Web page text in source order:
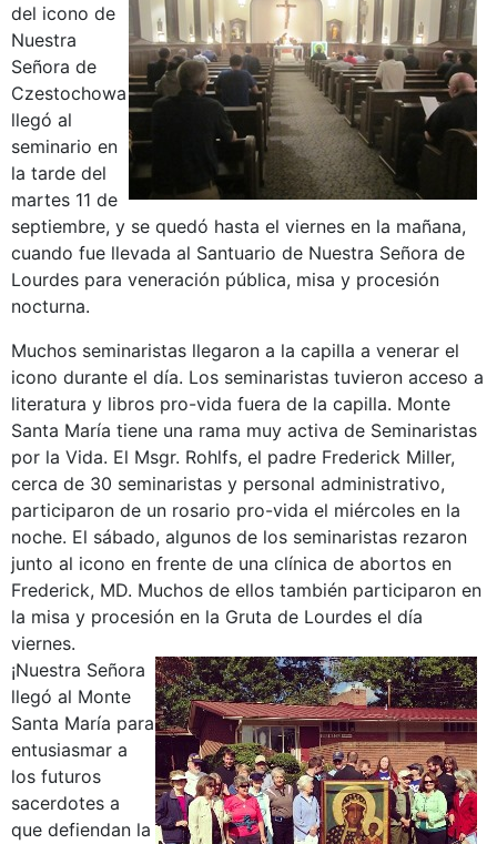
del icono de
Nuestra
Señora de
Czestochowa
llegó al
seminario en
la tarde del
martes 11 de
septiembre, y se quedó hasta el viernes en la mañana,
cuando fue llevada al Santuario de Nuestra Señora de
Lourdes para veneración pública, misa y procesión
nocturna.
Muchos seminaristas llegaron a la capilla a venerar el
icono durante el día. Los seminaristas tuvieron acceso a
literatura y libros pro-vida fuera de la capilla. Monte
Santa María tiene una rama muy activa de Seminaristas
por la Vida. El Msgr. Rohlfs, el padre Frederick Miller,
cerca de 30 seminaristas y personal administrativo,
participaron de un rosario pro-vida el miércoles en la
noche. El sábado, algunos de los seminaristas rezaron
junto al icono en frente de una clínica de abortos en
Frederick, MD. Muchos de ellos también participaron en
la misa y procesión en la Gruta de Lourdes el día
viernes.
¡Nuestra Señora
llegó al Monte
Santa María para
entusiasmar a
los futuros
sacerdotes a
que defiendan la